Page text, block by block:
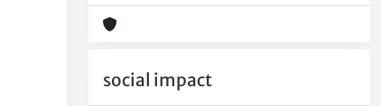
social impact